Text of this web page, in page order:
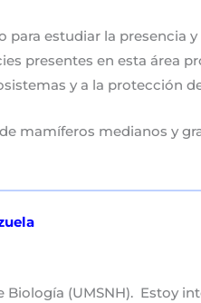
estudiar la presencia
presentes en esta área
y a la protección
mamíferos medianos y
Biología (UMSNH). Estoy